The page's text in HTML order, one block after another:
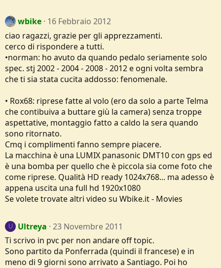
wbike 16 Febbraio 2012
ciao ragazzi, grazie per gli apprezzamenti.
cerco di rispondere a tutti.
•norman: ho avuto da quando pedalo seriamente solo
spec. stj 2002 - 2004 - 2008 - 2012 e ogni volta sembra
che ti sia stata cucita addosso: fenomenale.
• Rox68: riprese fatte al volo (ero da solo a parte Telma
che contibuiva a buttare giù la camera) senza troppe
aspettative, montaggio fatto a caldo la sera quando
sono ritornato.
Cmq i complimenti fanno sempre piacere.
La macchina è una LUMIX panasonic DMT10 con gps ed
è una bomba per quello che è piccola sia come foto che
come riprese. Qualità HD ready 1024x768... ma adesso è
appena uscita una full hd 1920x1080
Se volete trovate altri video su Wbike.it - Movies
U Ultreya
23 Novembre 2011
Ti scrivo in pvc per non andare off topic.
Sono partito da Ponferrada (quindi il francese) e in
meno di 9 giorni sono arrivato a Santiago. Poi ho